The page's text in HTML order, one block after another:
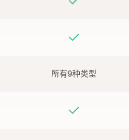
所有9种类型